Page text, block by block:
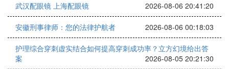
武汉配眼镜 上海配眼镜
2026-08-06 20:41:20
安徽刑事律师：您的法律护航者 2026-08-06 00:18:03
护理综合穿刺虚实结合如何提高穿刺成功率？立方幻境给出答
案
2026-08-05 20:21:30